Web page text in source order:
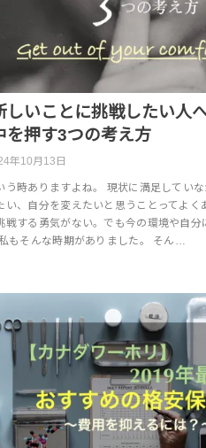
しいことに挑戦したい人
を押す3つの考え方
年10月13日
う時ありますよね。 現状に満足してい
い、自分を変えたいと思うことってよく
戦する勇気がない。でも今の環境や自分
もそんな時期がありました。 そん…